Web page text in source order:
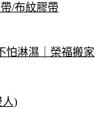
/布紋膠帶
怕淋濕｜榮福搬家
人)